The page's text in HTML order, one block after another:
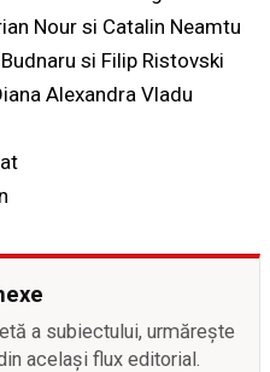
Nour si Catalin Neamtu
si Filip Ristovski
Alexandra Vladu
a subiectului, urmărește
același flux editorial.